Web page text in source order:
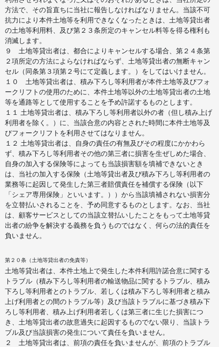
方法で、その旨直ちに当社に報告しなければなりません。当該不可
抗力により本件土地等を利用できなくなったときは、土地等貸出者
の土地等利用料、及び第２３条所定のキャンセル料等を得る権利も
消滅します。
９ 土地等貸出者は、都合によりキャンセルする場合、第２４条第
２項所定の方法によらなければならず、土地等貸出者の無断キャン
セル（同条第３項第２号にて定義します。）をしてはいけません。
１０ 土地等貸出者は、積み下ろし等利用者が本件土地等及びフォ
ークリフトの使用のために、本件土地等以外の土地等貸出者の土地
等を通路等として使用することを予め許諾するものとします。
１１ 土地等貸出者は、積み下ろし等利用者以外の者（但し積み上げ
利用者を除く。）に、当該合意の内容とされた時間に本件土地等及
びフォークリフトを利用させてはなりません。
１２ 土地等貸出者は、自身の責任の有無及びその程度にかかわら
ず、積み下ろし等利用者その他の第三者に損害を生ぜしめた場合、
自身の加入する保険等によっても当該損害額を填補できないとき
は、当社の加入する保険（土地等貸出者及び積み下ろし等利用者の
業務等に起因して発生した第三者賠償責任を補償する保険（以下
「シェア専用保険」といいます。））から当該填補されない損害分
を立替払いされることを、予め同意するものとします。なお、当社
は、顧客サービスとしての当該立替払いしたことをもって土地等貸
出者の紛争を解決する義務を負うものではなく、何らの法的責任を
負いません。
第２０条（土地等貸出者の免責等）
土地等貸出者は、本件土地上で発生した本件利用許諾合意に関する
トラブル（積み下ろし等利用者の輸送物品に関するトラブル、積み
下ろし等利用者とのトラブル、若しくは積み下ろし等利用者と積み
上げ利用者との間のトラブル等）及び当該トラブルに基づき積み下
ろし等利用者、積み上げ利用者若しくは第三者に生じた損害につ
き、土地等貸出者の故意過失に起因するものでない限り、当該トラ
ブル及び当該損害の発生について責任を負いません。
２ 土地等貸出者は、前項の責任を負いませんが、前項のトラブル